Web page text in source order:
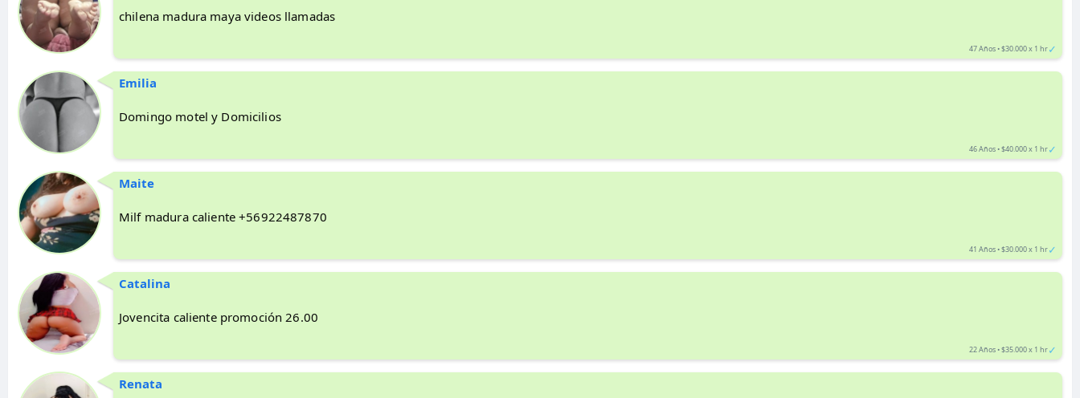
chilena madura maya videos llamadas
47 Años • $30.000 x 1 hr✓
Emilia
Domingo motel y Domicilios
46 Años • $40.000 x 1 hr✓
Maite
Milf madura caliente +56922487870
41 Años • $30.000 x 1 hr✓
Catalina
Jovencita caliente promoción 26.00
22 Años • $35.000 x 1 hr✓
Renata